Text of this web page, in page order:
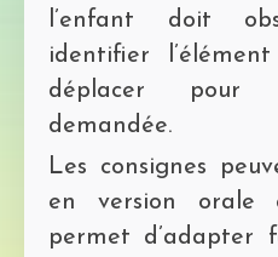
l’enfant doit
identifier
déplacer pour
demandée.
Les consignes
en version orale
permet d’adapter